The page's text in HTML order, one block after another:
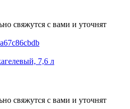
свяжутся с вами и уточнят
7,6 л
свяжутся с вами и уточнят